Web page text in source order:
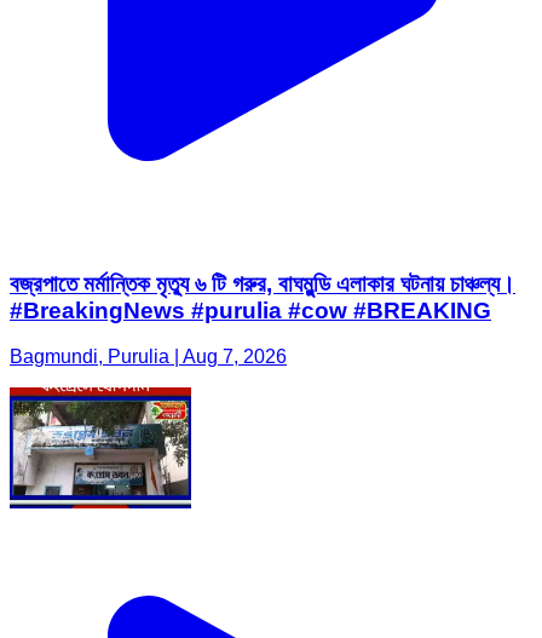
বজ্রপাতে মর্মান্তিক মৃত্যু ৬ টি গরুর, বাঘমুন্ডি এলাকার ঘটনায় চাঞ্চল্য।
#BreakingNews #purulia #cow #BREAKING
Bagmundi, Purulia | Aug 7, 2026